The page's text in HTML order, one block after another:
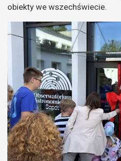
obiekty we wszechświecie.